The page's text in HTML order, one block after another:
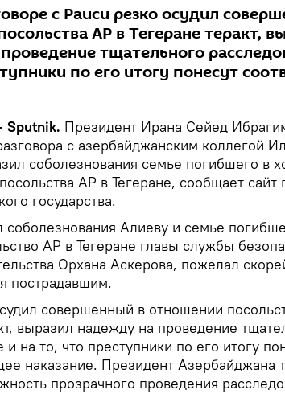
с Раиси резко осудил
АР в Тегеране теракт,
тщательного
по его итогу понесут
Sputnik. Президент Ирана Сейед
с азербайджанским коллегой
соболезнования семье погибшего в
АР в Тегеране, сообщает сайт
государства.
соболезнования Алиеву и семье
АР в Тегеране главы службы
Орхана Аскерова, пожелал
пострадавшим.
совершенный в отношении
выразил надежду на проведение
и на то, что преступники по его итогу
наказание. Президент Азербайджана
прозрачного проведения